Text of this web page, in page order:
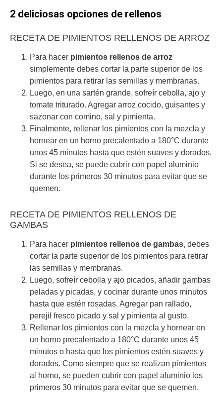
2 deliciosas opciones de rellenos
RECETA DE PIMIENTOS RELLENOS DE ARROZ
Para hacer pimientos rellenos de arroz
simplemente debes cortar la parte superior de los
pimientos para retirar las semillas y membranas.
Luego, en una sartén grande, sofreír cebolla, ajo y
tomate triturado. Agregar arroz cocido, guisantes y
sazonar con comino, sal y pimienta.
Finalmente, rellenar los pimientos con la mezcla y
hornear en un horno precalentado a 180°C durante
unos 45 minutos hasta que estén suaves y dorados.
Si se desea, se puede cubrir con papel aluminio
durante los primeros 30 minutos para evitar que se
quemen.
RECETA DE PIMIENTOS RELLENOS DE
GAMBAS
Para hacer pimientos rellenos de gambas, debes
cortar la parte superior de los pimientos para retirar
las semillas y membranas.
Luego, sofreír cebolla y ajo picados, añadir gambas
peladas y picadas, y cocinar durante unos minutos
hasta que estén rosadas. Agregar pan rallado,
perejil fresco picado y sal y pimienta al gusto.
Rellenar los pimientos con la mezcla y hornear en
un horno precalentado a 180°C durante unos 45
minutos o hasta que los pimientos estén suaves y
dorados. Como siempre que se realizan pimientos
al horno, se pueden cubrir con papel aluminio los
primeros 30 minutos para evitar que se quemen.